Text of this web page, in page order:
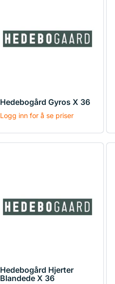
Hedebogård Gyros X 36
Logg inn for å se priser
Hedebogård Hjerter
Blandede X 36